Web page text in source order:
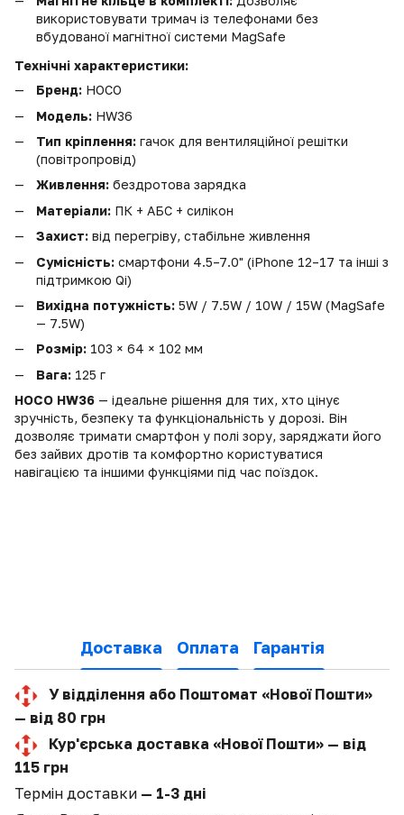
використовувати тримач із телефонами без
вбудованої магнітної системи MagSafe
Технічні характеристики:
Бренд: HOCO
Модель: HW36
Тип кріплення: гачок для вентиляційної решітки
(повітропровід)
Живлення: бездротова зарядка
Матеріали: ПК + АБС + силікон
Захист: від перегріву, стабільне живлення
Сумісність: смартфони 4.5–7.0" (iPhone 12–17 та інші з
підтримкою Qi)
Вихідна потужність: 5W / 7.5W / 10W / 15W (MagSafe
— 7.5W)
Розмір: 103 × 64 × 102 мм
Вага: 125 г
HOCO HW36 — ідеальне рішення для тих, хто цінує
зручність, безпеку та функціональність у дорозі. Він
дозволяє тримати смартфон у полі зору, заряджати його
без зайвих дротів та комфортно користуватися
навігацією та іншими функціями під час поїздок.
Доставка Оплата Гарантія
У відділення або Поштомат «Нової Пошти»
— від 80 грн
Кур'єрська доставка «Нової Пошти» — від
115 грн
Термін доставки — 1-3 дні